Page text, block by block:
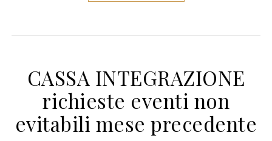
CASSA INTEGRAZIONE
richieste eventi non
evitabili mese precedente